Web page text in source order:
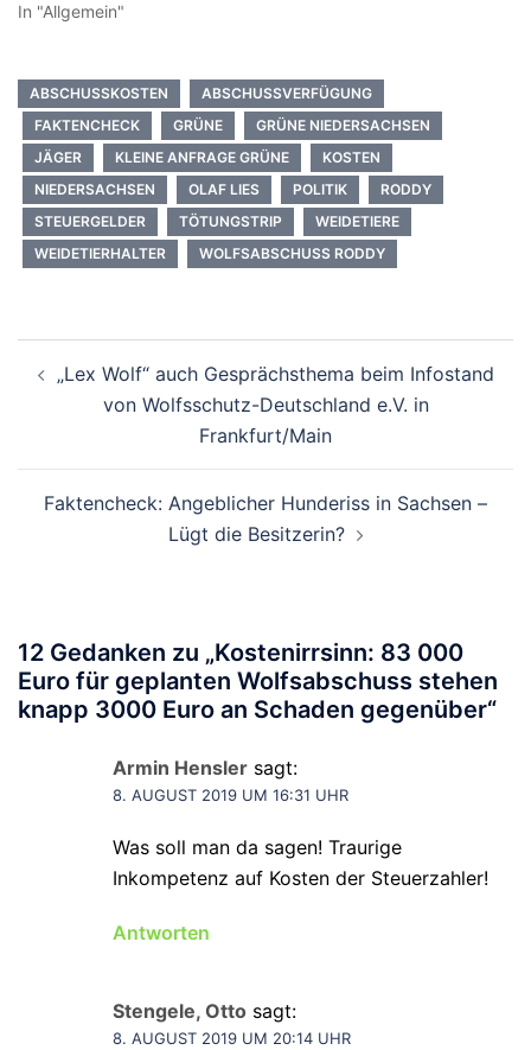
In "Allgemein"
ABSCHUSSKOSTEN
ABSCHUSSVERFÜGUNG
FAKTENCHECK
GRÜNE
GRÜNE NIEDERSACHSEN
JÄGER
KLEINE ANFRAGE GRÜNE
KOSTEN
NIEDERSACHSEN
OLAF LIES POLITIK
RODDY
STEUERGELDER
TÖTUNGSTRIP
WEIDETIERE
WEIDETIERHALTER
WOLFSABSCHUSS RODDY
„Lex Wolf“ auch Gesprächsthema beim Infostand
von Wolfsschutz-Deutschland e.V. in
Frankfurt/Main
Faktencheck: Angeblicher Hunderiss in Sachsen –
Lügt die Besitzerin?
12 Gedanken zu „Kostenirrsinn: 83 000
Euro für geplanten Wolfsabschuss stehen
knapp 3000 Euro an Schaden gegenüber“
Armin Hensler sagt:
8. AUGUST 2019 UM 16:31 UHR
Was soll man da sagen! Traurige
Inkompetenz auf Kosten der Steuerzahler!
Antworten
Stengele, Otto sagt:
8. AUGUST 2019 UM 20:14 UHR